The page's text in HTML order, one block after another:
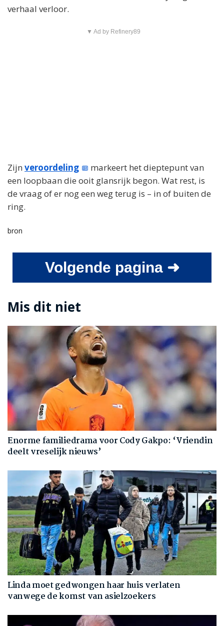
verhaal verloor.
▼ Ad by Refinery89
Zijn veroordeling
markeert het dieptepunt van
een loopbaan die ooit glansrijk begon. Wat rest, is
de vraag of er nog een weg terug is – in of buiten de
ring.
bron
Volgende pagina ➜
Mis dit niet
Enorme familiedrama voor Cody Gakpo: ‘Vriendin
deelt vreselijk nieuws’
Linda moet gedwongen haar huis verlaten
vanwege de komst van asielzoekers